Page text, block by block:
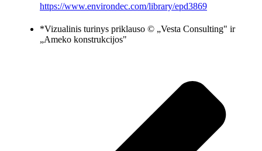
https://www.environdec.com/library/epd3869
*Vizualinis turinys priklauso © „Vesta Consulting" ir
„Ameko konstrukcijos"